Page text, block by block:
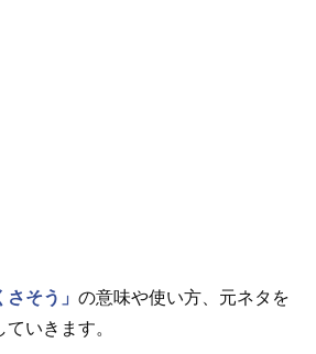
さそう」 の意味や使い方、元ネタを
いきます。